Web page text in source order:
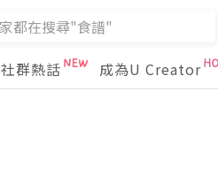
社群熱話 成為U Creator